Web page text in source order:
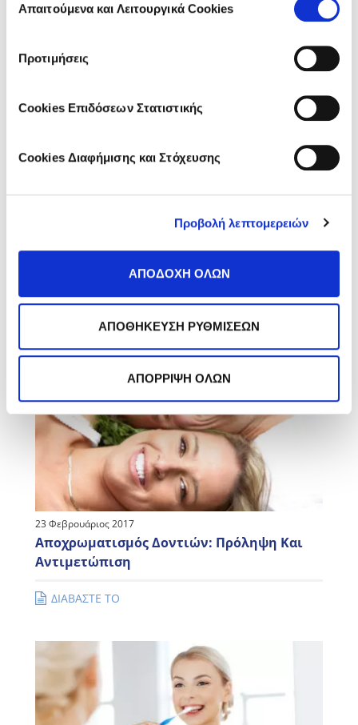
των υπηρεσιών τους.
συγκατάθεσης
Απαιτούμενα και Λειτουργικά Cookies
Προτιμήσεις
Cookies Επιδόσεων Στατιστικής
Cookies Διαφήμισης και Στόχευσης
Προβολή λεπτομερειών
ΑΠΟΔΟΧΗ ΟΛΩΝ
ΑΠΟΘΗΚΕΥΣΗ ΡΥΘΜΙΣΕΩΝ
ΑΠΟΡΡΙΨΗ ΟΛΩΝ
ΔΙΑΒΑΣΤΕ ΤΟ
Πόσο επηρεάζει η διατροφή τη στοματική
ΔΙΑΒΑΣΤΕ ΤΟ
23 Φεβρουάριος 2017
Αποχρωματισμός Δοντιών: Πρόληψη Και
Αντιμετώπιση
ΔΙΑΒΑΣΤΕ ΤΟ